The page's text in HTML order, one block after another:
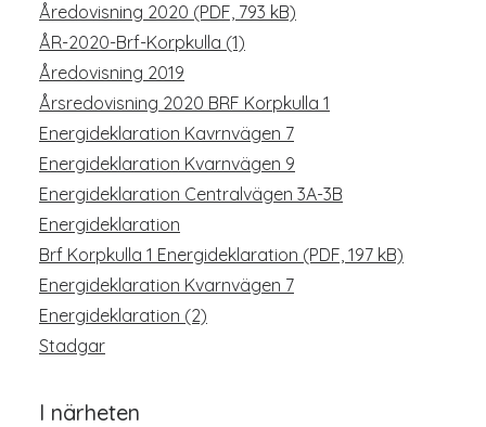
Åredovisning 2020 (PDF, 793 kB)
ÅR-2020-Brf-Korpkulla (1)
Åredovisning 2019
Årsredovisning 2020 BRF Korpkulla 1
Energideklaration Kavrnvägen 7
Energideklaration Kvarnvägen 9
Energideklaration Centralvägen 3A-3B
Energideklaration
Brf Korpkulla 1 Energideklaration (PDF, 197 kB)
Energideklaration Kvarnvägen 7
Energideklaration (2)
Stadgar
I närheten